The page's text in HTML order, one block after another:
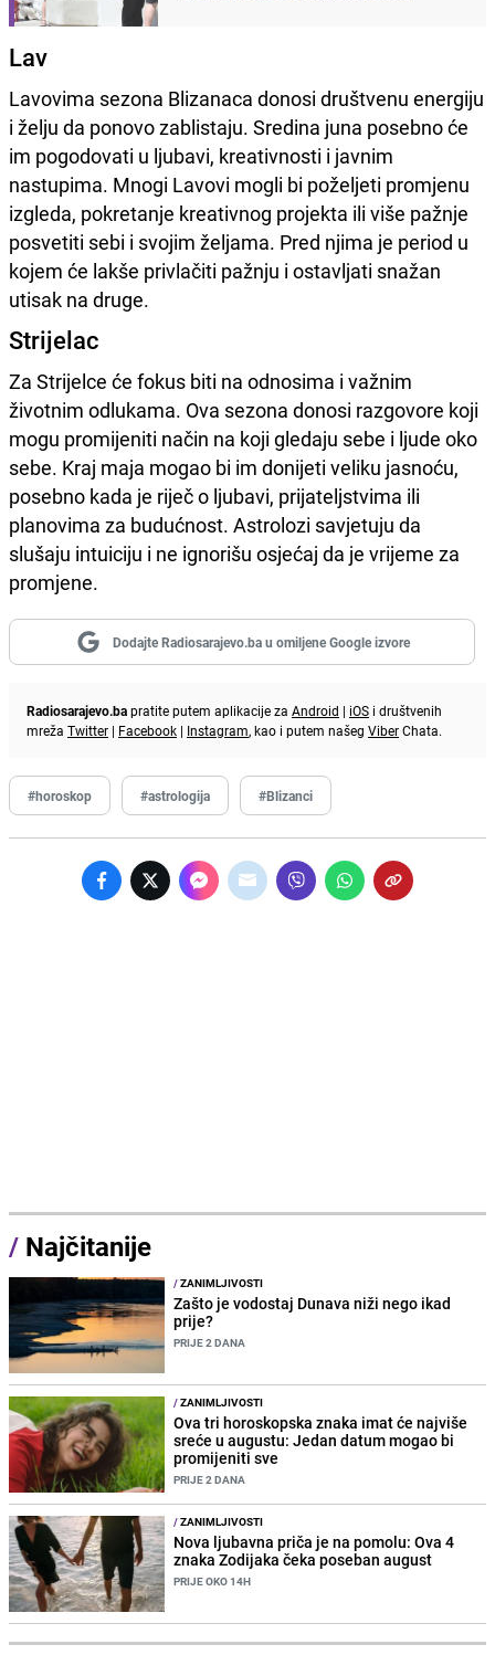
Lav
Lavovima sezona Blizanaca donosi društvenu energiju
i želju da ponovo zablistaju. Sredina juna posebno će
im pogodovati u ljubavi, kreativnosti i javnim
nastupima. Mnogi Lavovi mogli bi poželjeti promjenu
izgleda, pokretanje kreativnog projekta ili više pažnje
posvetiti sebi i svojim željama. Pred njima je period u
kojem će lakše privlačiti pažnju i ostavljati snažan
utisak na druge.
Strijelac
Za Strijelce će fokus biti na odnosima i važnim
životnim odlukama. Ova sezona donosi razgovore koji
mogu promijeniti način na koji gledaju sebe i ljude oko
sebe. Kraj maja mogao bi im donijeti veliku jasnoću,
posebno kada je riječ o ljubavi, prijateljstvima ili
planovima za budućnost. Astrolozi savjetuju da
slušaju intuiciju i ne ignorišu osjećaj da je vrijeme za
promjene.
Dodajte Radiosarajevo.ba u omiljene Google izvore
Radiosarajevo.bapratite putem aplikacije za Android | iOS i društvenih
mreža Twitter | Facebook | Instagram, kao i putem našeg ViberChata.
#horoskop #astrologija #Blizanci
/ Najčitanije
/ZANIMLJIVOSTI
Zašto je vodostaj Dunava niži nego ikad
prije?
PRIJE 2 DANA
/ZANIMLJIVOSTI
Ova tri horoskopska znaka imat će najviše
sreće u augustu: Jedan datum mogao bi
promijeniti sve
PRIJE 2 DANA
/ZANIMLJIVOSTI
Nova ljubavna priča je na pomolu: Ova 4
znaka Zodijaka čeka poseban august
PRIJE OKO 14H